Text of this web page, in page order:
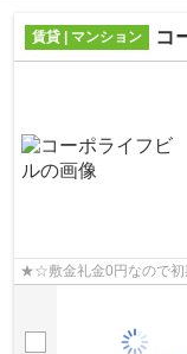
賃貸 | マンション コ
★☆敷金礼金0円なので